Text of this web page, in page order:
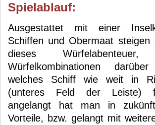
Spielablauf:
Ausgestattet mit einer
Schiffen und Obermaat steigen
dieses
Würfelkombinationen
welches Schiff wie weit in
(unteres Feld der Leiste)
angelangt hat man in
Vorteile, bzw. gelangt mit